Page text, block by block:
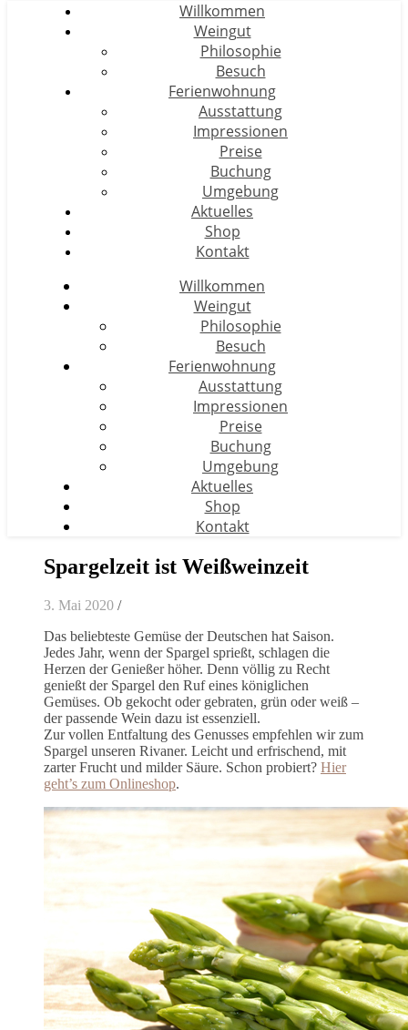
Willkommen
Weingut
Philosophie
Besuch
Ferienwohnung
Ausstattung
Impressionen
Preise
Buchung
Umgebung
Aktuelles
Shop
Kontakt
Willkommen
Weingut
Philosophie
Besuch
Ferienwohnung
Ausstattung
Impressionen
Preise
Buchung
Umgebung
Aktuelles
Shop
Kontakt
Spargelzeit ist Weißweinzeit
3. Mai 2020 /
Das beliebteste Gemüse der Deutschen hat Saison.
Jedes Jahr, wenn der Spargel sprießt, schlagen die
Herzen der Genießer höher. Denn völlig zu Recht
genießt der Spargel den Ruf eines königlichen
Gemüses. Ob gekocht oder gebraten, grün oder weiß –
der passende Wein dazu ist essenziell.
Zur vollen Entfaltung des Genusses empfehlen wir zum
Spargel unseren Rivaner. Leicht und erfrischend, mit
zarter Frucht und milder Säure. Schon probiert? Hier
geht’s zum Onlineshop.